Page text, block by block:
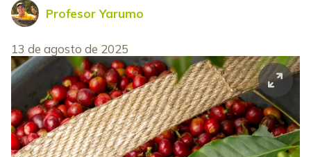
Profesor Yarumo
13 de agosto de 2025